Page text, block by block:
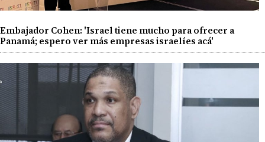
Embajador Cohen: 'Israel tiene mucho para ofrecer a
Panamá; espero ver más empresas israelíes acá'